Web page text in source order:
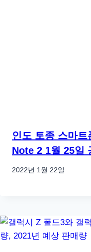
인도 토종 스마
Note 2 1월 25일
2022년 1월 22일